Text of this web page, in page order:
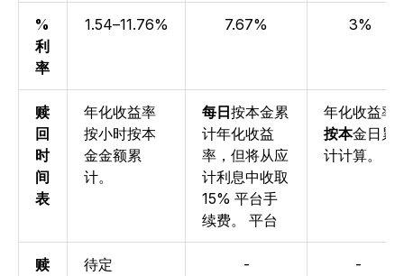
%
利
率
1.54–11.76% 7.67% 3%
赎
回
时
间
表
年化收益率
按小时按本
金金额累
计。
每日按本金累
计年化收益
率 ，但将从应
计利息中收取
15% 平台手
续费。
平台
年化收益率
按本金日累
计计算。
赎
待定 - -